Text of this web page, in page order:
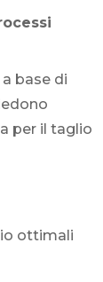
base di
per il taglio
ottimali